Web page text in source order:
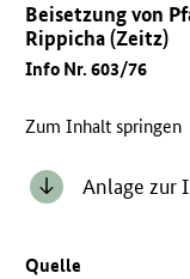
Beisetzung von
Rippicha (Zeitz)
Info Nr. 603/76
Zum Inhalt springen
Anlage zur
Quelle